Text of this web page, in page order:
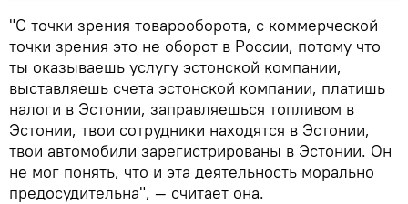
"С точки зрения товарооборота, с коммерческой
точки зрения это не оборот в России, потому что
ты оказываешь услугу эстонской компании,
выставляешь счета эстонской компании, платишь
налоги в Эстонии, заправляешься топливом в
Эстонии, твои сотрудники находятся в Эстонии,
твои автомобили зарегистрированы в Эстонии. Он
не мог понять, что и эта деятельность морально
предосудительна", — считает она.